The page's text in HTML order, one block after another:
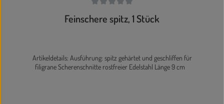
Durchschnittliche Bewertung von 0 von 5 Sternen
Feinschere spitz, 1 Stück
Artikeldetails: Ausführung: spitz gehärtet und geschliffen für